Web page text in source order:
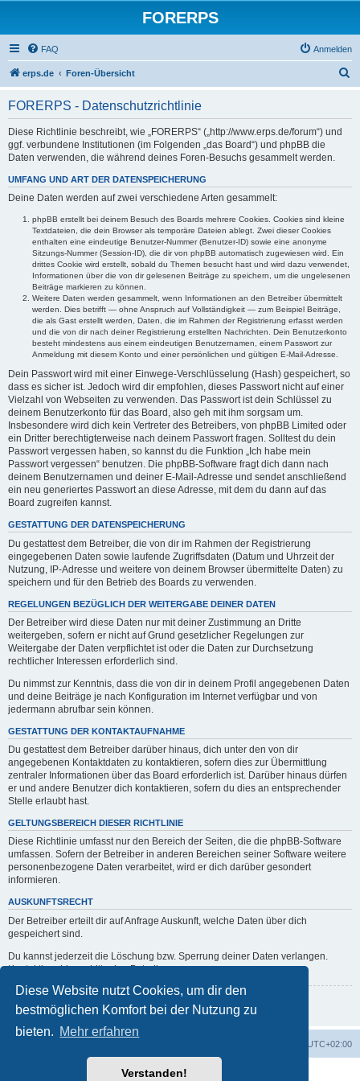
Diese Website nutzt Cookies, um dir den
bestmöglichen Komfort bei der Nutzung zu
bieten. Mehr erfahren
Verstanden!
FORERPS
FAQ Anmelden
erps.de Foren-Übersicht
FORERPS - Datenschutzrichtlinie
Diese Richtlinie beschreibt, wie „FORERPS“ („http://www.erps.de/forum“) und
ggf. verbundene Institutionen (im Folgenden „das Board“) und phpBB die
Daten verwenden, die während deines Foren-Besuchs gesammelt werden.
UMFANG UND ART DER DATENSPEICHERUNG
Deine Daten werden auf zwei verschiedene Arten gesammelt:
phpBB erstellt bei deinem Besuch des Boards mehrere Cookies. Cookies sind kleine
Textdateien, die dein Browser als temporäre Dateien ablegt. Zwei dieser Cookies
enthalten eine eindeutige Benutzer-Nummer (Benutzer-ID) sowie eine anonyme
Sitzungs-Nummer (Session-ID), die dir von phpBB automatisch zugewiesen wird. Ein
drittes Cookie wird erstellt, sobald du Themen besucht hast und wird dazu verwendet,
Informationen über die von dir gelesenen Beiträge zu speichern, um die ungelesenen
Beiträge markieren zu können.
Weitere Daten werden gesammelt, wenn Informationen an den Betreiber übermittelt
werden. Dies betrifft — ohne Anspruch auf Vollständigkeit — zum Beispiel Beiträge,
die als Gast erstellt werden, Daten, die im Rahmen der Registrierung erfasst werden
und die von dir nach deiner Registrierung erstellten Nachrichten. Dein Benutzerkonto
besteht mindestens aus einem eindeutigen Benutzernamen, einem Passwort zur
Anmeldung mit diesem Konto und einer persönlichen und gültigen E-Mail-Adresse.
Dein Passwort wird mit einer Einwege-Verschlüsselung (Hash) gespeichert, so
dass es sicher ist. Jedoch wird dir empfohlen, dieses Passwort nicht auf einer
Vielzahl von Webseiten zu verwenden. Das Passwort ist dein Schlüssel zu
deinem Benutzerkonto für das Board, also geh mit ihm sorgsam um.
Insbesondere wird dich kein Vertreter des Betreibers, von phpBB Limited oder
ein Dritter berechtigterweise nach deinem Passwort fragen. Solltest du dein
Passwort vergessen haben, so kannst du die Funktion „Ich habe mein
Passwort vergessen“ benutzen. Die phpBB-Software fragt dich dann nach
deinem Benutzernamen und deiner E-Mail-Adresse und sendet anschließend
ein neu generiertes Passwort an diese Adresse, mit dem du dann auf das
Board zugreifen kannst.
GESTATTUNG DER DATENSPEICHERUNG
Du gestattest dem Betreiber, die von dir im Rahmen der Registrierung
eingegebenen Daten sowie laufende Zugriffsdaten (Datum und Uhrzeit der
Nutzung, IP-Adresse und weitere von deinem Browser übermittelte Daten) zu
speichern und für den Betrieb des Boards zu verwenden.
REGELUNGEN BEZÜGLICH DER WEITERGABE DEINER DATEN
Der Betreiber wird diese Daten nur mit deiner Zustimmung an Dritte
weitergeben, sofern er nicht auf Grund gesetzlicher Regelungen zur
Weitergabe der Daten verpflichtet ist oder die Daten zur Durchsetzung
rechtlicher Interessen erforderlich sind.
Du nimmst zur Kenntnis, dass die von dir in deinem Profil angegebenen Daten
und deine Beiträge je nach Konfiguration im Internet verfügbar und von
jedermann abrufbar sein können.
GESTATTUNG DER KONTAKTAUFNAHME
Du gestattest dem Betreiber darüber hinaus, dich unter den von dir
angegebenen Kontaktdaten zu kontaktieren, sofern dies zur Übermittlung
zentraler Informationen über das Board erforderlich ist. Darüber hinaus dürfen
er und andere Benutzer dich kontaktieren, sofern du dies an entsprechender
Stelle erlaubt hast.
GELTUNGSBEREICH DIESER RICHTLINIE
Diese Richtlinie umfasst nur den Bereich der Seiten, die die phpBB-Software
umfassen. Sofern der Betreiber in anderen Bereichen seiner Software weitere
personenbezogene Daten verarbeitet, wird er dich darüber gesondert
informieren.
AUSKUNFTSRECHT
Der Betreiber erteilt dir auf Anfrage Auskunft, welche Daten über dich
gespeichert sind.
Du kannst jederzeit die Löschung bzw. Sperrung deiner Daten verlangen.
Kontaktiere hierzu bitte den Betreiber.
Zurück zur vorherigen Seite
UTC+02:00
Powered byphpBB® Forum Software © phpBB Limited